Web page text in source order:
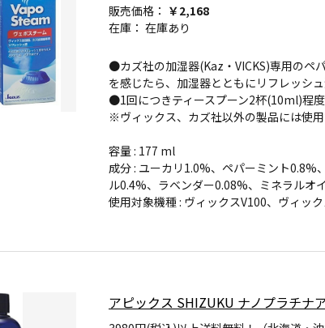
販売価格： ￥2,168
在庫： 在庫あり
●カズ社の加湿器(Kaz・VICKS)専用のペ
を感じたら、加湿器とともにリフレッシ
●1回につきティースプーン2杯(10ml)程
※ヴィックス、カズ社以外の製品には使用
容量 : 177 ml
成分 : ユーカリ1.0%、ペパーミント
ル0.4%、ラベンダー0.08%、ミネラルオ
使用対象機種 : ヴィックスV100、ヴィッ
アピックス SHIZUKU ナノプラチナ